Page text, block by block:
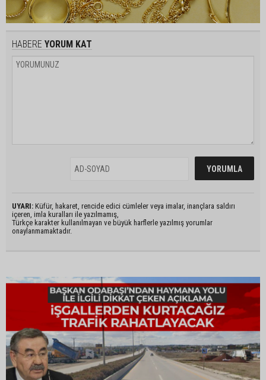
HABERE YORUM KAT
UYARI: Küfür, hakaret, rencide edici cümleler veya imalar, inançlara saldırı
içeren, imla kuralları ile yazılmamış,
Türkçe karakter kullanılmayan ve büyük harflerle yazılmış yorumlar
onaylanmamaktadır.